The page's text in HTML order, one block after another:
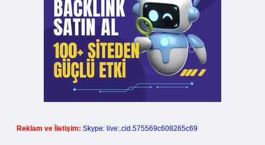
Reklam ve İletişim: Skype: live:.cid.575569c608265c69